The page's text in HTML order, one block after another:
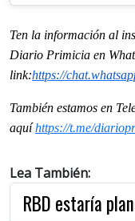
Ten la información al
Diario Primicia en
link:https://
También estamos en
aquíhttps://t.me/
Lea También:
RBD estaría